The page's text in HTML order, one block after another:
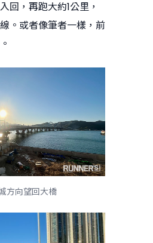
回，再跑大約1公里，
。或者像筆者一樣，前
方向望回大橋